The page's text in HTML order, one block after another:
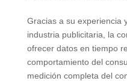
Gracias a su experiencia
industria publicitaria, la
ofrecer datos en tiempo
comportamiento del
medición completa del